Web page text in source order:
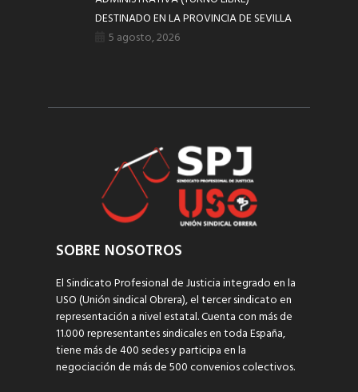
DESTINADO EN LA PROVINCIA DE SEVILLA
5 agosto, 2026
SOBRE NOSOTROS
El Sindicato Profesional de Justicia integrado en la
USO (Unión sindical Obrera), el tercer sindicato en
representación a nivel estatal. Cuenta con más de
11.000 representantes sindicales en toda España,
tiene más de 400 sedes y participa en la
negociación de más de 500 convenios colectivos.